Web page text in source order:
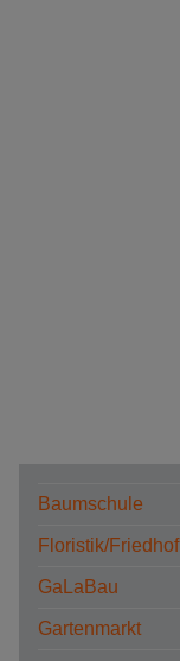
Baumschule
Floristik/Friedhof
GaLaBau
Gartenmarkt